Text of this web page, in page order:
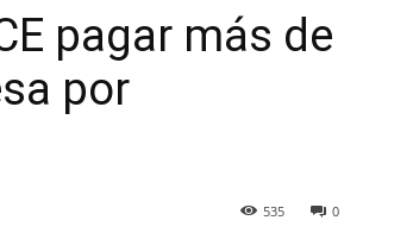
pagar más de
por
0
535